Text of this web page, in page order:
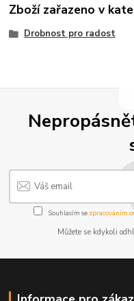
Zboží zařazeno v
Drobnost pro radost
Souhlasím se zpracováním
Můžete se kdykoli